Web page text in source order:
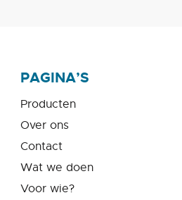
PAGINA’S
Producten
Over ons
Contact
Wat we doen
Voor wie?